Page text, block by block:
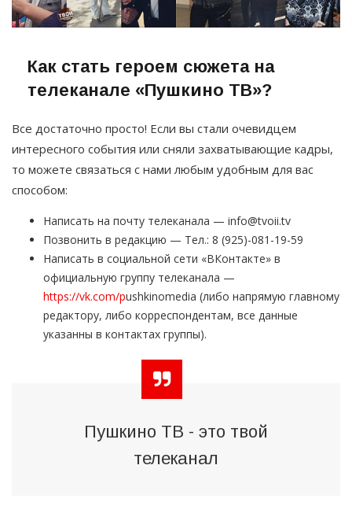
Как стать героем сюжета на
телеканале «Пушкино ТВ»?
Все достаточно просто! Если вы стали очевидцем
интересного события или сняли захватывающие кадры,
то можете связаться с нами любым удобным для вас
способом:
Написать на почту телеканала — info@tvoii.tv
Позвонить в редакцию — Тел.: 8 (925)-081-19-59
Написать в социальной сети «ВКонтакте» в
официальную группу телеканала —
https://vk.com/pushkinomedia (либо напрямую главному
редактору, либо корреспондентам, все данные
указанны в контактах группы).
Пушкино ТВ - это твой
телеканал